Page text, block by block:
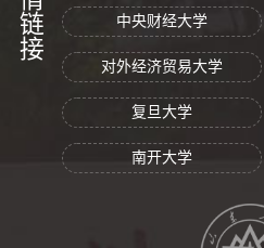
中央财经大学
对外经济贸易大学
复旦大学
南开大学